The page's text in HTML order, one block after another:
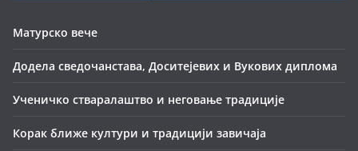
Матурско вече
Додела сведочанстава, Доситејевих и Вукових диплома
Ученичко стваралаштво и неговање традиције
Корак ближе култури и традицији завичаја